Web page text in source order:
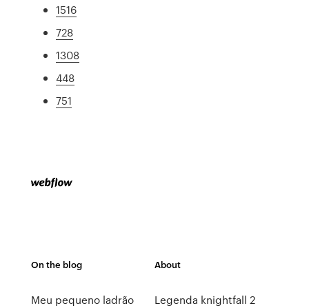
1516
728
1308
448
751
On the blog
Meu pequeno ladrão
About
Legenda knightfall 2